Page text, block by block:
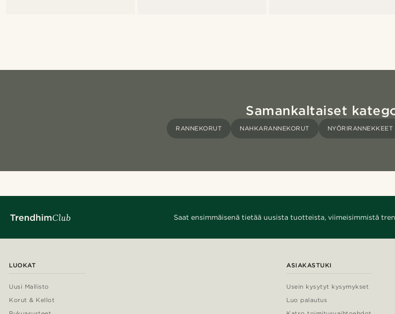
Samankaltaiset
RANNEKORUT NAHKARANNEKORUT NYÖRIRANNEKKEET
Saat ensimmäisenä tietää uusista tuotteista, viimeisimmistä
LUOKAT
Uusi Mallisto
Korut & Kellot
ASIAKASTUKI
Usein kysytyt kysymykset
Luo palautus